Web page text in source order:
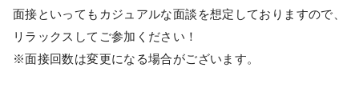
面接といってもカジュアルな面談を想定しておりますので、
リラックスしてご参加ください！
※面接回数は変更になる場合がございます。